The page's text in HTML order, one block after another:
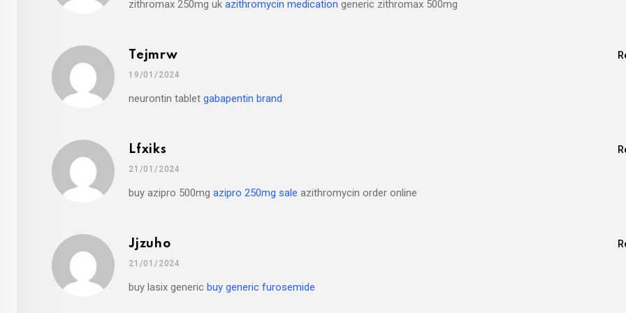
zithromax 250mg uk azithromycin medication generic zithromax 500mg
Tejmrw
19/01/2024
neurontin tablet gabapentin brand
Lfxiks
21/01/2024
buy azipro 500mg azipro 250mg sale azithromycin order online
Jjzuho
21/01/2024
buy lasix generic buy generic furosemide